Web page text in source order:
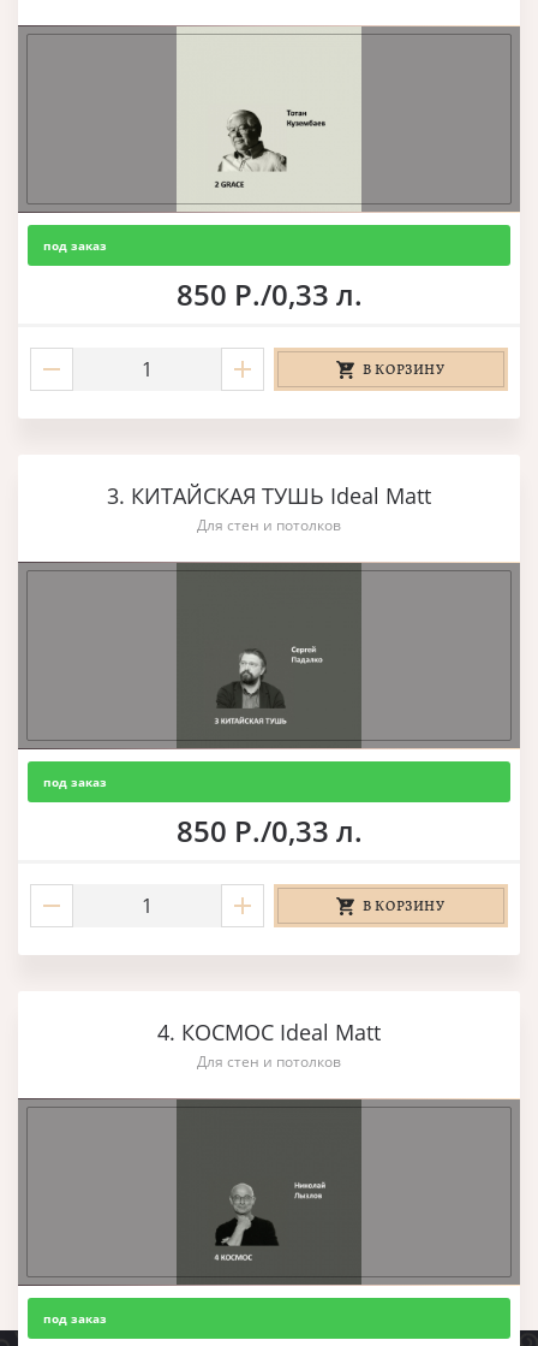
под заказ
850 Р./0,33 л.
В КОРЗИНУ
3. КИТАЙСКАЯ ТУШЬ Ideal Matt
Для стен и потолков
под заказ
850 Р./0,33 л.
В КОРЗИНУ
4. КОСМОС Ideal Matt
Для стен и потолков
под заказ